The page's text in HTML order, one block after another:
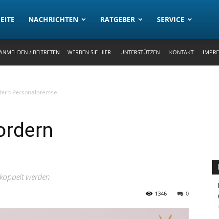
NACHRICHTEN RATGEBER SERVICE
/ BEITRETEN WERBEN SIE HIER UNTERSTÜTZEN KONTAKT
Personalbremse
werden
0
1346